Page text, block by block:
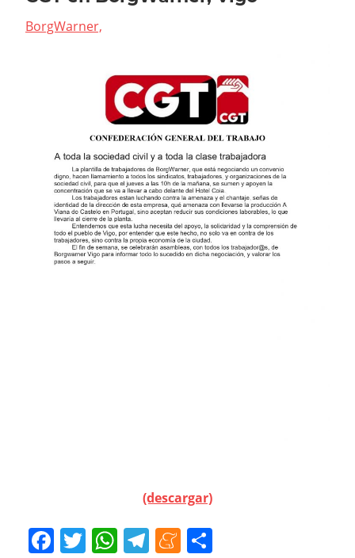
BorgWarner,
(descargar)
Facebook
Twitter
WhatsApp
Telegram
Meneame